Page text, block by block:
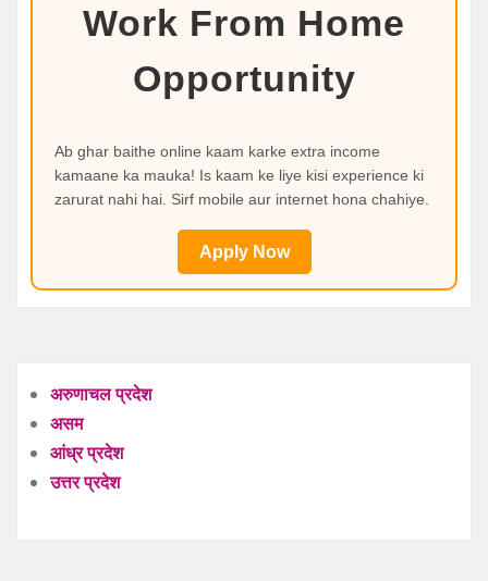
Work From Home
Opportunity
Ab ghar baithe online kaam karke extra income
kamaane ka mauka! Is kaam ke liye kisi experience ki
zarurat nahi hai. Sirf mobile aur internet hona chahiye.
Apply Now
अरुणाचल प्रदेश
असम
आंध्र प्रदेश
उत्तर प्रदेश